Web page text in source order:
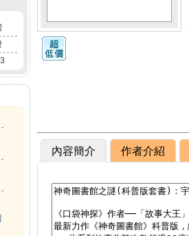
內容簡介 作者介紹